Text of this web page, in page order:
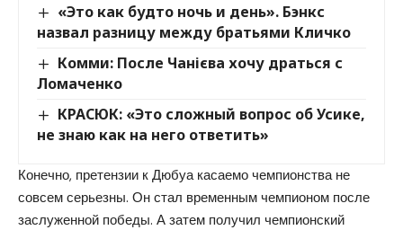
«Это как будто ночь и день». Бэнкс
назвал разницу между братьями Кличко
Комми: После Чанієва хочу драться с
Ломаченко
КРАСЮК: «Это сложный вопрос об Усике,
не знаю как на него ответить»
Конечно, претензии к Дюбуа касаемо чемпионства не
совсем серьезны. Он стал временным чемпионом после
заслуженной победы. А затем получил чемпионский